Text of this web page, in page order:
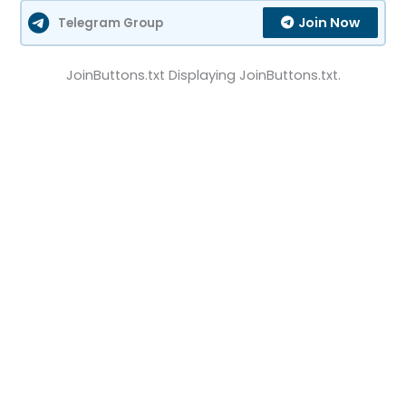
Telegram Group Join Now
JoinButtons.txt Displaying JoinButtons.txt.